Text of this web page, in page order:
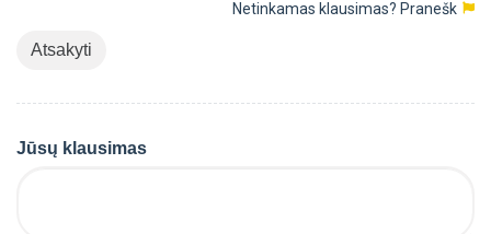
Netinkamas klausimas? Pranešk
Atsakyti
Jūsų klausimas